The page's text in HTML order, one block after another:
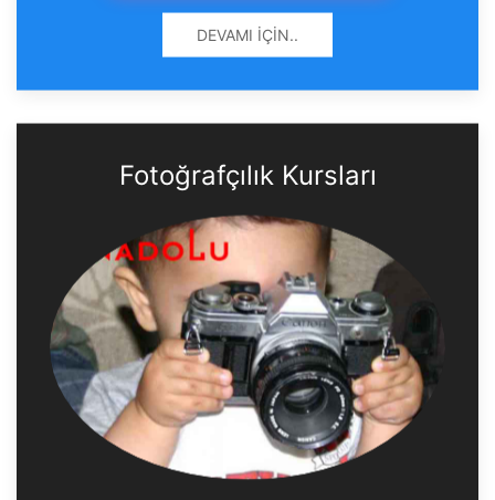
DEVAMI İÇIN..
Fotoğrafçılık Kursları